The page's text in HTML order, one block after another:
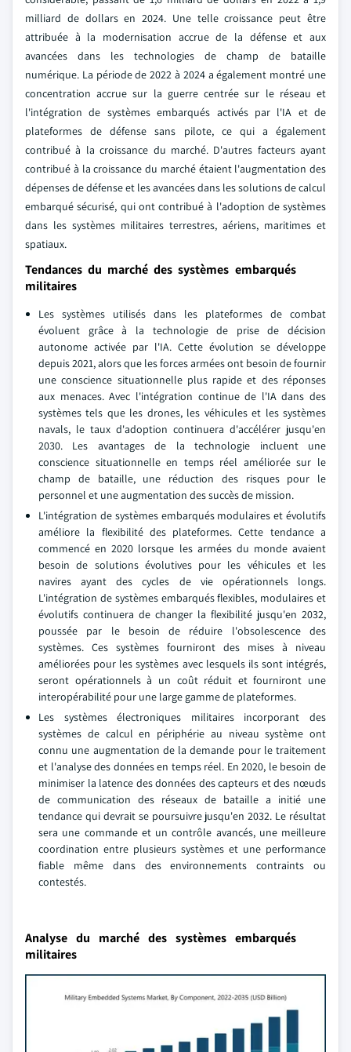
milliard de dollars en 2024. Une telle croissance peut être
attribuée à la modernisation accrue de la défense et aux
avancées dans les technologies de champ de bataille
numérique. La période de 2022 à 2024 a également montré une
concentration accrue sur la guerre centrée sur le réseau et
l'intégration de systèmes embarqués activés par l'IA et de
plateformes de défense sans pilote, ce qui a également
contribué à la croissance du marché. D'autres facteurs ayant
contribué à la croissance du marché étaient l'augmentation des
dépenses de défense et les avancées dans les solutions de calcul
embarqué sécurisé, qui ont contribué à l'adoption de systèmes
dans les systèmes militaires terrestres, aériens, maritimes et
spatiaux.
Tendances du marché des systèmes embarqués
militaires
Les systèmes utilisés dans les plateformes de combat
évoluent grâce à la technologie de prise de décision
autonome activée par l'IA. Cette évolution se développe
depuis 2021, alors que les forces armées ont besoin de fournir
une conscience situationnelle plus rapide et des réponses
aux menaces. Avec l'intégration continue de l'IA dans des
systèmes tels que les drones, les véhicules et les systèmes
navals, le taux d'adoption continuera d'accélérer jusqu'en
2030. Les avantages de la technologie incluent une
conscience situationnelle en temps réel améliorée sur le
champ de bataille, une réduction des risques pour le
personnel et une augmentation des succès de mission.
L'intégration de systèmes embarqués modulaires et évolutifs
améliore la flexibilité des plateformes. Cette tendance a
commencé en 2020 lorsque les armées du monde avaient
besoin de solutions évolutives pour les véhicules et les
navires ayant des cycles de vie opérationnels longs.
L'intégration de systèmes embarqués flexibles, modulaires et
évolutifs continuera de changer la flexibilité jusqu'en 2032,
poussée par le besoin de réduire l'obsolescence des
systèmes. Ces systèmes fourniront des mises à niveau
améliorées pour les systèmes avec lesquels ils sont intégrés,
seront opérationnels à un coût réduit et fourniront une
interopérabilité pour une large gamme de plateformes.
Les systèmes électroniques militaires incorporant des
systèmes de calcul en périphérie au niveau système ont
connu une augmentation de la demande pour le traitement
et l'analyse des données en temps réel. En 2020, le besoin de
minimiser la latence des données des capteurs et des nœuds
de communication des réseaux de bataille a initié une
tendance qui devrait se poursuivre jusqu'en 2032. Le résultat
sera une commande et un contrôle avancés, une meilleure
coordination entre plusieurs systèmes et une performance
fiable même dans des environnements contraints ou
contestés.
Analyse du marché des systèmes embarqués
militaires